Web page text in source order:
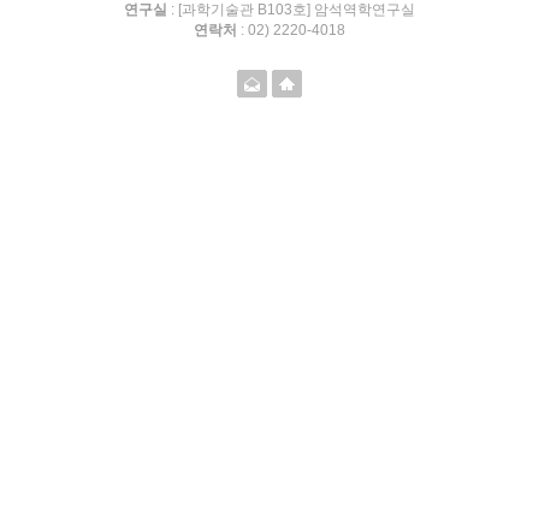
연구실 : [과학기술관 B103호] 암석역학연구실
연락처 : 02) 2220-4018
메일홈페이지